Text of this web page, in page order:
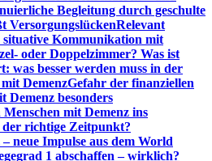
Begleitung durch geschulte
VersorgungslückenRelevant
situative Kommunikation mit
oder Doppelzimmer? Was ist
was besser werden muss in der
DemenzGefahr der finanziellen
Demenz besonders
mit Demenz ins
der richtige Zeitpunkt?
neue Impulse aus dem World
1 abschaffen – wirklich?